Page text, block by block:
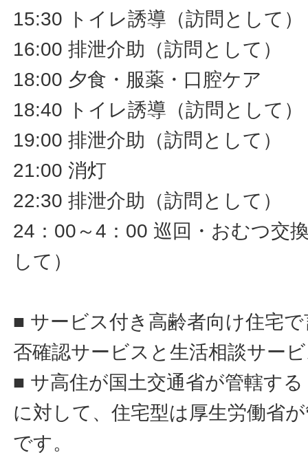
15:30 トイレ誘導（訪問として）
16:00 排泄介助（訪問として）
18:00 夕食・服薬・口腔ケア
18:40 トイレ誘導（訪問として）
19:00 排泄介助（訪問として）
21:00 消灯
22:30 排泄介助（訪問として）
24：00～4：00 巡回・おむつ交
して）
■ サービス付き高齢者向け住宅
否確認サービスと生活相談サー
■ サ高住が国土交通省が管轄す
に対して、住宅型は厚生労働省
です。